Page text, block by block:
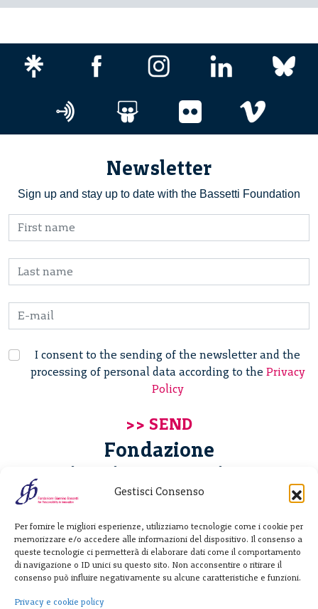
Gestisci Consenso
Per fornire le migliori esperienze, utilizziamo tecnologie come i cookie per
memorizzare e/o accedere alle informazioni del dispositivo. Il consenso a
queste tecnologie ci permetterà di elaborare dati come il comportamento
di navigazione o ID unici su questo sito. Non acconsentire o ritirare il
consenso può influire negativamente su alcune caratteristiche e funzioni.
Privacy e cookie policy
Newsletter
Sign up and stay up to date with the Bassetti Foundation
I consent to the sending of the newsletter and the
processing of personal data according to the Privacy
Policy
Fondazione
Giannino Bassetti ETS
20122 Milano - Italia
T. +39 02 781933
F. + 39 02 76392030
info@fondazionebassetti.org